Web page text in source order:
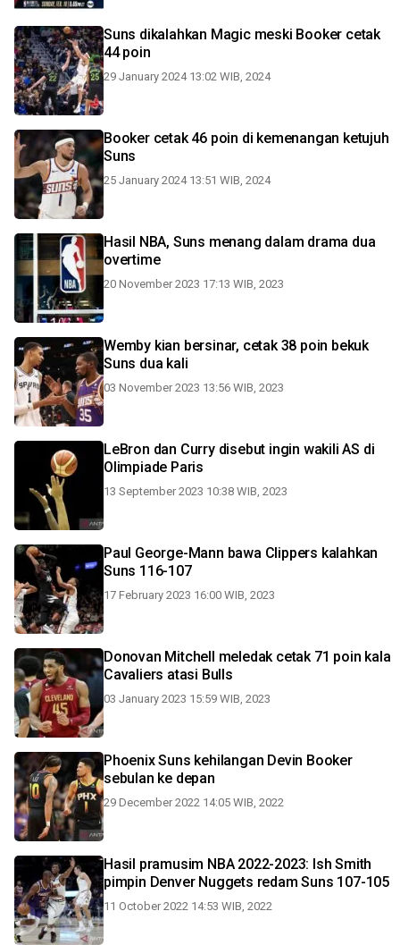
Suns dikalahkan Magic meski Booker cetak
44 poin
29 January 2024 13:02 WIB, 2024
Booker cetak 46 poin di kemenangan ketujuh
Suns
25 January 2024 13:51 WIB, 2024
Hasil NBA, Suns menang dalam drama dua
overtime
20 November 2023 17:13 WIB, 2023
Wemby kian bersinar, cetak 38 poin bekuk
Suns dua kali
03 November 2023 13:56 WIB, 2023
LeBron dan Curry disebut ingin wakili AS di
Olimpiade Paris
13 September 2023 10:38 WIB, 2023
Paul George-Mann bawa Clippers kalahkan
Suns 116-107
17 February 2023 16:00 WIB, 2023
Donovan Mitchell meledak cetak 71 poin kala
Cavaliers atasi Bulls
03 January 2023 15:59 WIB, 2023
Phoenix Suns kehilangan Devin Booker
sebulan ke depan
29 December 2022 14:05 WIB, 2022
Hasil pramusim NBA 2022-2023: Ish Smith
pimpin Denver Nuggets redam Suns 107-105
11 October 2022 14:53 WIB, 2022